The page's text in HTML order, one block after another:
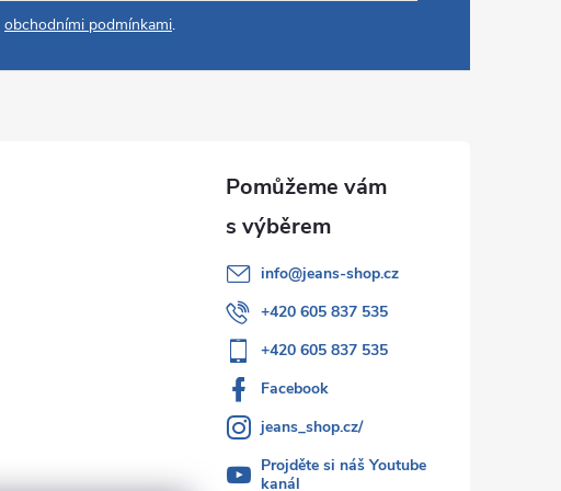
obchodními podmínkami.
info@jeans-shop.cz
+420 605 837 535
+420 605 837 535
Facebook
jeans_shop.cz/
Projděte si náš Youtube
kanál